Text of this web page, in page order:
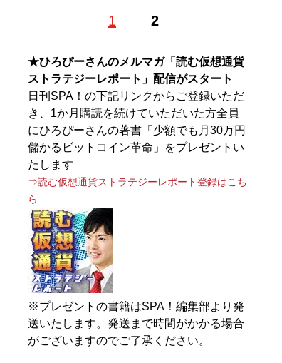
1 2
★ひろぴーさんのメルマガ「読む仮想通貨
ストラテジーレポート」配信がスタート
日刊SPA！の下記リンクからご登録いただ
き、1か月購読を続けていただいた方全員
にひろぴーさんの著書「少額でも月30万円
儲かるビットコイン革命」をプレゼントい
たします
⇒読む仮想通貨ストラテジーレポート登録はこち
ら
※プレゼントの書籍はSPA！編集部より発
送いたします。発送まで時間がかかる場合
がございますのでご了承ください。